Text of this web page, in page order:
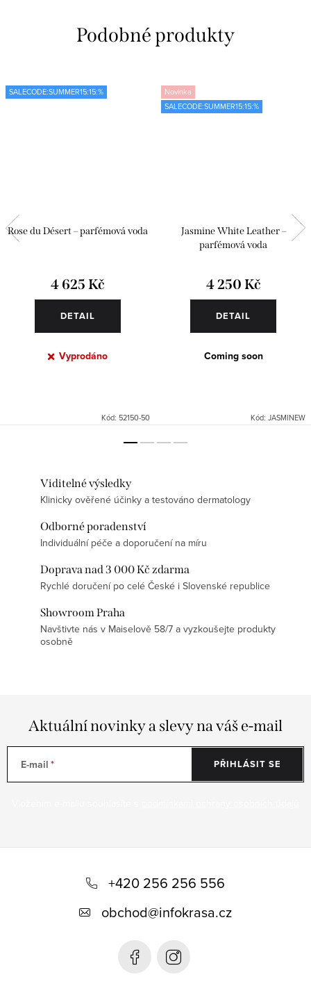
SALECODE:SUMMER15:15:%
Rose du Désert – parfémová voda
4 625 Kč
DETAIL
Vyprodáno
Kód: 52150-50
Novinka
SALECODE:SUMMER15:15:%
Jasmine White Leather –
parfémová voda
4 250 Kč
DETAIL
Coming soon
Kód: JASMINEW
Viditelné výsledky
Klinicky ověřené účinky a testováno dermatology
Odborné poradenství
Individuální péče a doporučení na míru
Doprava nad 3 000 Kč zdarma
Rychlé doručení po celé České i Slovenské republice
Showroom Praha
Navštivte nás v Maiselově 58/7 a vyzkoušejte produkty
osobně
Aktuální novinky a slevy na váš e-mail
E-mail PŘIHLÁSIT SE
+420 256 256 556
obchod@infokrasa.cz